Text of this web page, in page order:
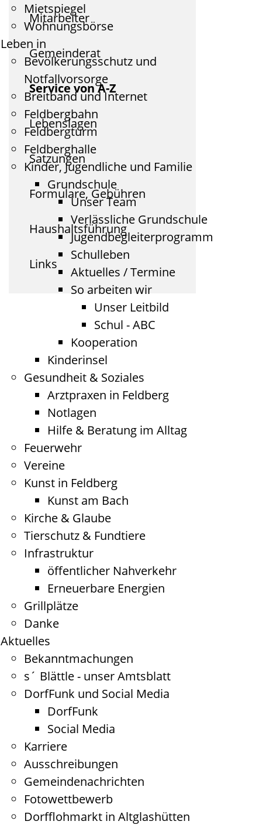
Mietspiegel
Wohnungsbörse
Leben in
Bevölkerungsschutz und
Notfallvorsorge
Breitband und Internet
Feldbergbahn
Feldbergturm
Feldberghalle
Kinder, Jugendliche und Familie
Grundschule
Unser Team
Verlässliche Grundschule
Jugendbegleiterprogramm
Schulleben
Aktuelles / Termine
So arbeiten wir
Unser Leitbild
Schul - ABC
Kooperation
Kinderinsel
Gesundheit & Soziales
Arztpraxen in Feldberg
Notlagen
Hilfe & Beratung im Alltag
Feuerwehr
Vereine
Kunst in Feldberg
Kunst am Bach
Kirche & Glaube
Tierschutz & Fundtiere
Infrastruktur
öffentlicher Nahverkehr
Erneuerbare Energien
Grillplätze
Danke
Aktuelles
Bekanntmachungen
s´ Blättle - unser Amtsblatt
DorfFunk und Social Media
DorfFunk
Social Media
Karriere
Ausschreibungen
Gemeindenachrichten
Fotowettbewerb
Dorfflohmarkt in Altglashütten
Mitarbeiter
Gemeinderat
Service von A-Z
Lebenslagen
Satzungen
Formulare, Gebühren
Haushaltsführung
Links